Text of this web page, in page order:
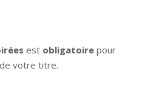
est obligatoire pour
de votre titre.